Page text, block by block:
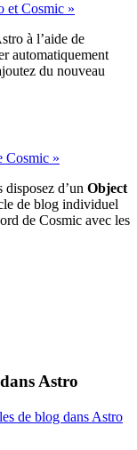
et Cosmic »
à l’aide de
automatiquement
du nouveau
Cosmic »
d’un Object
de blog individuel
de Cosmic avec les
Astro
de blog dans Astro